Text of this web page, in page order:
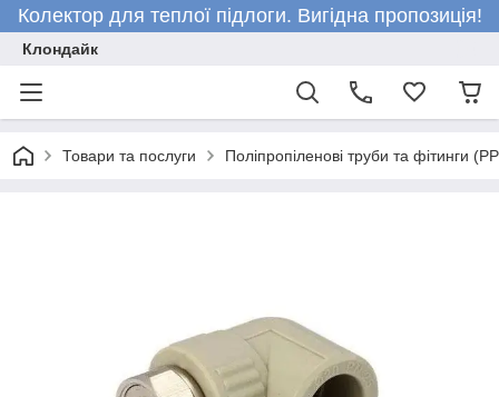
Колектор для теплої підлоги. Вигідна пропозиція!
Клондайк
Товари та послуги Поліпропіленові труби та фітинги